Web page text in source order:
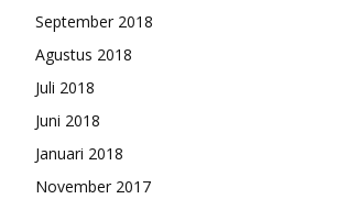
September 2018
Agustus 2018
Juli 2018
Juni 2018
Januari 2018
November 2017